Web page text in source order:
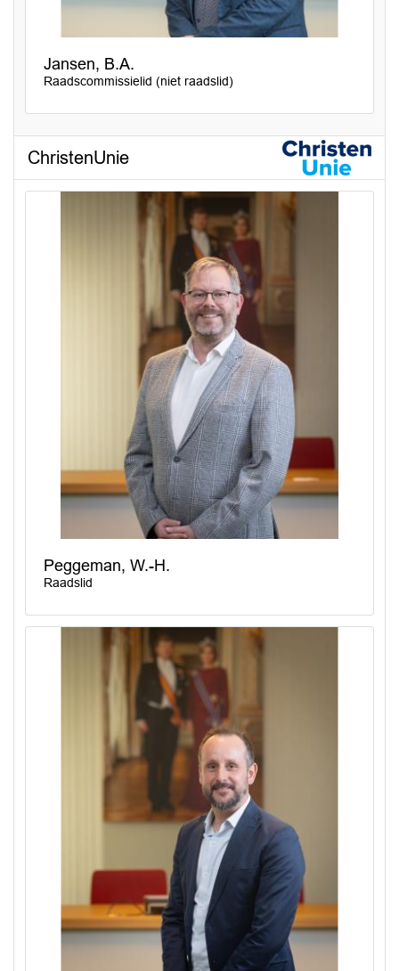
Jansen, B.A.
Raadscommissielid (niet raadslid)
ChristenUnie
Peggeman, W.-H.
Raadslid